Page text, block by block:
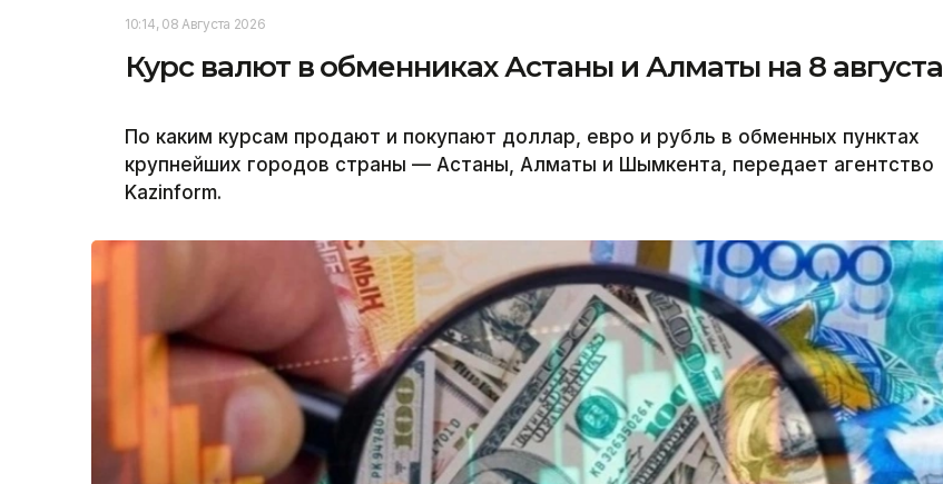
10:14, 08 Августа 2026
Курс валют в обменниках Астаны и Алматы на 8 августа
По каким курсам продают и покупают доллар, евро и рубль в обменных пунктах
крупнейших городов страны — Астаны, Алматы и Шымкента, передает агентство
Kazinform.